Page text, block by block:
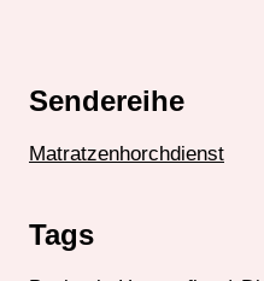
Sendereihe
Matratzenhorchdienst
Tags